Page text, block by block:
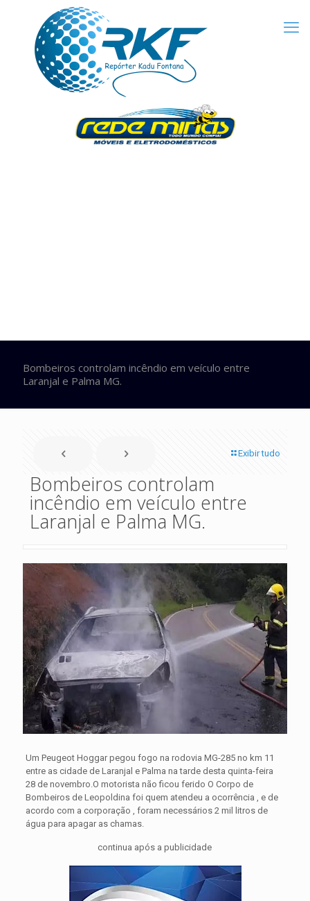
Bombeiros controlam incêndio em veículo entre
Laranjal e Palma MG.
Exibir tudo
Bombeiros controlam
incêndio em veículo entre
Laranjal e Palma MG.
Um Peugeot Hoggar pegou fogo na rodovia MG-285 no km 11
entre as cidade de Laranjal e Palma na tarde desta quinta-feira
28 de novembro.O motorista não ficou ferido O Corpo de
Bombeiros de Leopoldina foi quem atendeu a ocorrência , e de
acordo com a corporação , foram necessários 2 mil litros de
água para apagar as chamas.
continua após a publicidade